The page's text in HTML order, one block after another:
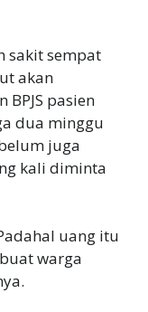
sakit sempat
akan
pasien
dua minggu
juga
kali diminta
uang itu
warga